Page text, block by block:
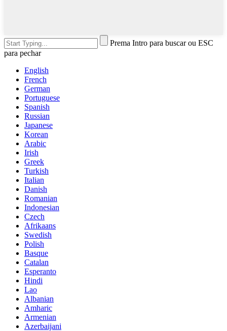
Prema Intro para buscar ou ESC
para pechar
English
French
German
Portuguese
Spanish
Russian
Japanese
Korean
Arabic
Irish
Greek
Turkish
Italian
Danish
Romanian
Indonesian
Czech
Afrikaans
Swedish
Polish
Basque
Catalan
Esperanto
Hindi
Lao
Albanian
Amharic
Armenian
Azerbaijani